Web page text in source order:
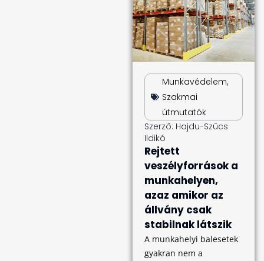
Munkavédelem,
Szakmai
útmutatók
Szerző: Hajdu-Szűcs
Ildikó
Rejtett
veszélyforrások a
munkahelyen,
azaz amikor az
állvány csak
stabilnak látszik
A munkahelyi balesetek
gyakran nem a